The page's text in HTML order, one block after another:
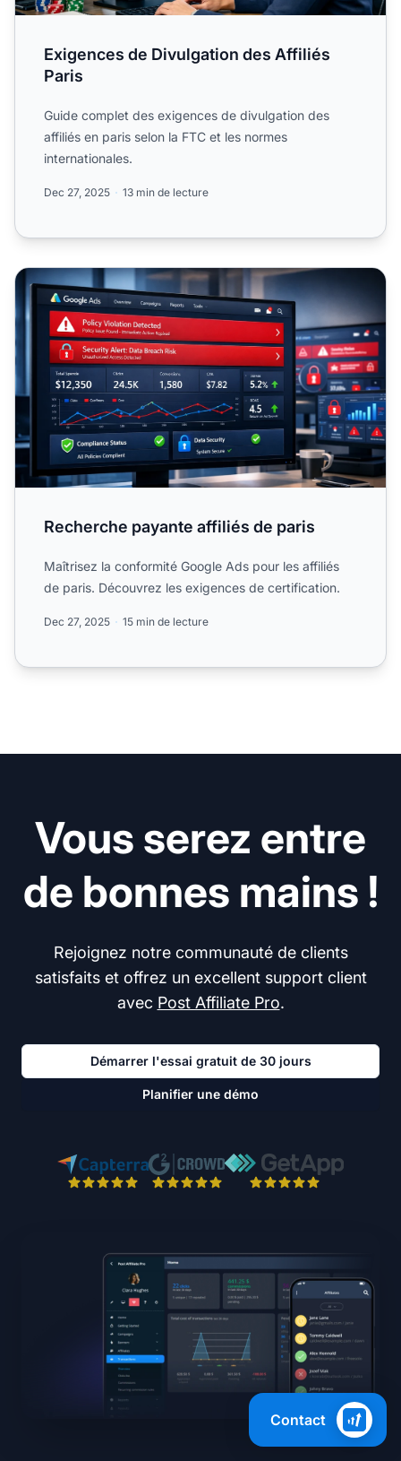
Exigences de Divulgation des Affiliés
Paris
Guide complet des exigences de divulgation des
affiliés en paris selon la FTC et les normes
internationales.
Dec 27, 2025 13 min de lecture
Recherche payante affiliés de paris
Recherche payante affiliés de paris
Maîtrisez la conformité Google Ads pour les affiliés
de paris. Découvrez les exigences de certification.
Dec 27, 2025 15 min de lecture
Vous serez entre
de bonnes mains !
Rejoignez notre communauté de clients
satisfaits et offrez un excellent support client
avec Post Affiliate Pro.
Démarrer l'essai gratuit de 30 jours
Planifier une démo
Contact